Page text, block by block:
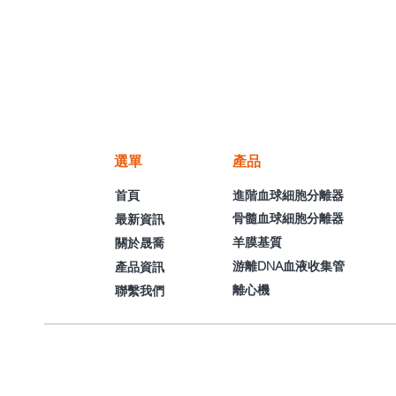
選單
首頁
最新資訊
關於晟喬
產品資訊
聯繫我們
產品
進階血球細胞分離器
骨髓血球細胞分離器
羊膜基質
游離DNA血液收集管
離心機